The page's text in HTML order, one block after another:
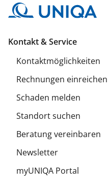
Kontakt & Service
Kontaktmöglichkeiten
Rechnungen einreichen
Schaden melden
Standort suchen
Beratung vereinbaren
Newsletter
myUNIQA Portal